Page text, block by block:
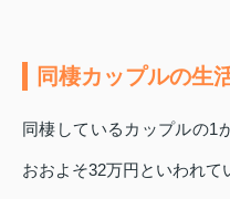
同棲カップルの生
同棲しているカップルの1
おおよそ32万円といわれて